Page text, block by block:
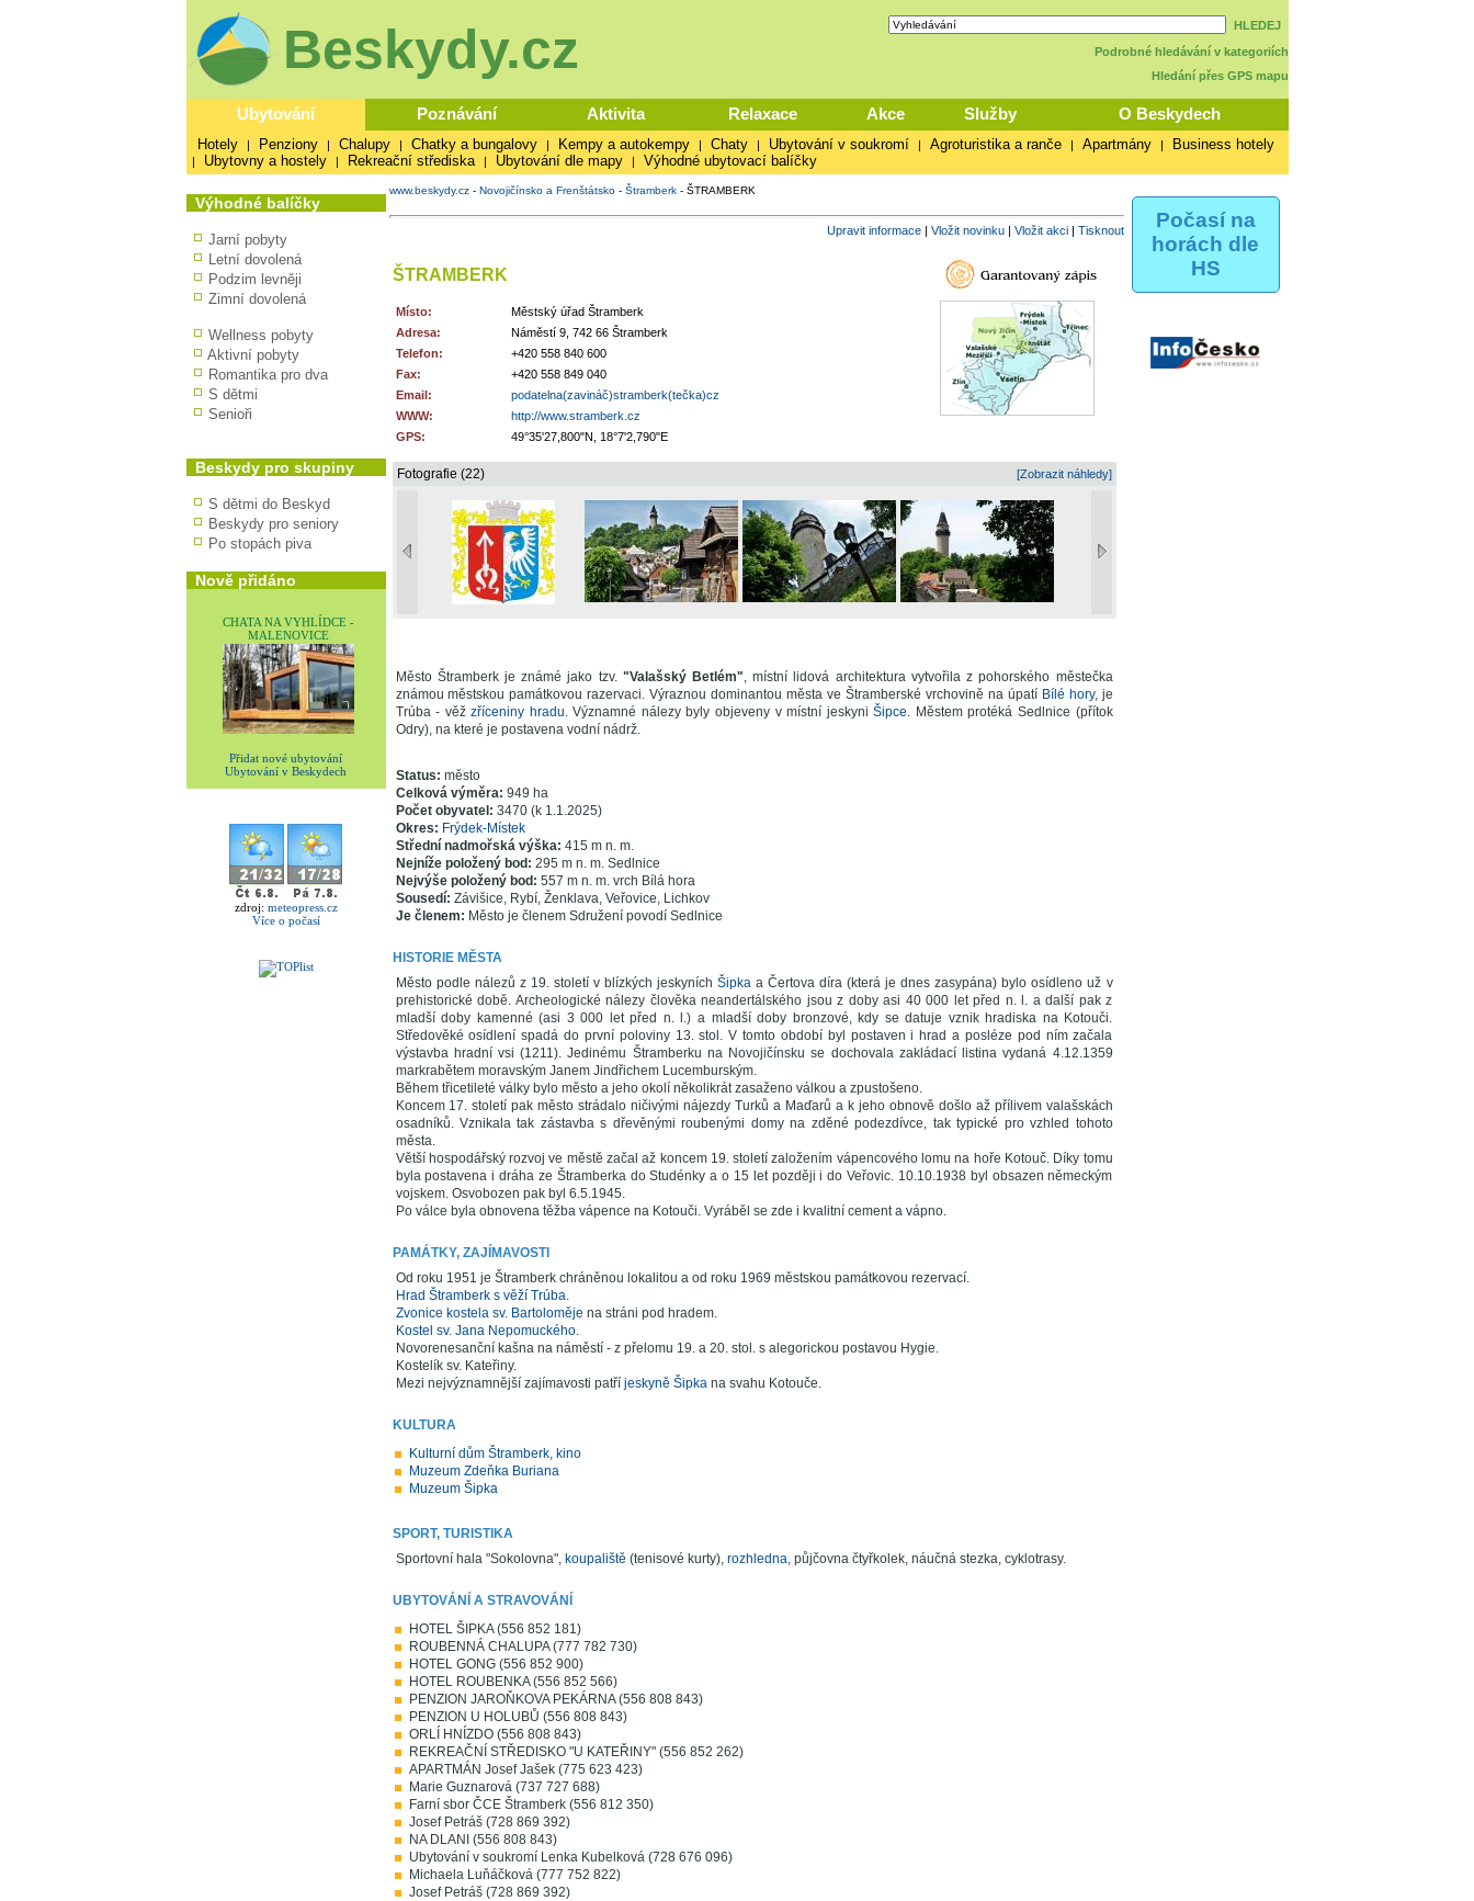
Beskydy.cz
HLEDEJ
Podrobné hledávání v kategoriích
Hledání přes GPS mapu
Ubytování Poznávání Aktivita Relaxace Akce Služby O Beskydech
Hotely | Penziony | Chalupy | Chatky a bungalovy | Kempy a autokempy | Chaty | Ubytování v soukromí | Agroturistika a ranče | Apartmány | Business hotely
| Ubytovny a hostely | Rekreační střediska | Ubytování dle mapy | Výhodné ubytovací balíčky
Počasí na
horách dle
HS
Výhodné balíčky
Jarní pobyty
Letní dovolená
Podzim levněji
Zimní dovolená
Wellness pobyty
Aktivní pobyty
Romantika pro dva
S dětmi
Senioři
Beskydy pro skupiny
S dětmi do Beskyd
Beskydy pro seniory
Po stopách piva
Nově přidáno
CHATA NA VYHLÍDCE -
MALENOVICE
Přidat nové ubytování
Ubytování v Beskydech
zdroj: meteopress.cz
Více o počasí
www.beskydy.cz- Novojičínsko a Frenštátsko- Štramberk- ŠTRAMBERK
Upravit informace| Vložit novinku| Vložit akci| Tisknout
ŠTRAMBERK
Místo:
Městský úřad Štramberk
Adresa:
Náměstí 9, 742 66 Štramberk
Telefon:
+420 558 840 600
Fax:
+420 558 849 040
Email:
podatelna(zavináč)stramberk(tečka)cz
WWW:
http://www.stramberk.cz
GPS:
49°35'27,800"N, 18°7'2,790"E
Fotografie (22) [Zobrazit náhledy]
Město Štramberk je známé jako tzv. "Valašský Betlém", místní lidová architektura vytvořila z pohorského městečka
známou městskou památkovou razervaci. Výraznou dominantou města ve Štramberské vrchovině na úpatí Bílé hory, je
Trúba - věžzříceniny hradu. Významné nálezy byly objeveny v místní jeskyniŠipce. Městem protéká Sedlnice (přítok
Odry), na které je postavena vodní nádrž.
Status: město
Celková výměra: 949 ha
Počet obyvatel: 3470 (k 1.1.2025)
Okres: Frýdek-Místek
Střední nadmořská výška: 415 m n. m.
Nejníže položený bod: 295 m n. m. Sedlnice
Nejvýše položený bod: 557 m n. m. vrch Bílá hora
Sousedí: Závišice, Rybí, Ženklava, Veřovice, Lichkov
Je členem: Město je členem Sdružení povodí Sedlnice
HISTORIE MĚSTA
Město podle nálezů z 19. století v blízkých jeskyních Šipkaa Čertova díra (která je dnes zasypána) bylo osídleno už v
prehistorické době. Archeologické nálezy člověka neandertálského jsou z doby asi 40 000 let před n. l. a další pak z
mladší doby kamenné (asi 3 000 let před n. l.) a mladší doby bronzové, kdy se datuje vznik hradiska na Kotouči.
Středověké osídlení spadá do první poloviny 13. stol. V tomto období byl postaven i hrad a posléze pod ním začala
výstavba hradní vsi (1211). Jedinému Štramberku na Novojičínsku se dochovala zakládací listina vydaná 4.12.1359
markrabětem moravským Janem Jindřichem Lucemburským.
Během třicetileté války bylo město a jeho okolí několikrát zasaženo válkou a zpustošeno.
Koncem 17. století pak město strádalo ničivými nájezdy Turků a Maďarů a k jeho obnově došlo až přílivem valašskách
osadníků. Vznikala tak zástavba s dřevěnými roubenými domy na zděné podezdívce, tak typické pro vzhled tohoto
města.
Větší hospodářský rozvoj ve městě začal až koncem 19. století založením vápencového lomu na hoře Kotouč. Díky tomu
byla postavena i dráha ze Štramberka do Studénky a o 15 let později i do Veřovic. 10.10.1938 byl obsazen německým
vojskem. Osvobozen pak byl 6.5.1945.
Po válce byla obnovena těžba vápence na Kotouči. Vyráběl se zde i kvalitní cement a vápno.
PAMÁTKY, ZAJÍMAVOSTI
Od roku 1951 je Štramberk chráněnou lokalitou a od roku 1969 městskou památkovou rezervací.
Hrad Štramberk s věží Trúba.
Zvonice kostela sv. Bartoloměje na stráni pod hradem.
Kostel sv. Jana Nepomuckého.
Novorenesanční kašna na náměstí - z přelomu 19. a 20. stol. s alegorickou postavou Hygie.
Kostelík sv. Kateřiny.
Mezi nejvýznamnější zajímavosti patří jeskyně Šipkana svahu Kotouče.
KULTURA
Kulturní dům Štramberk, kino
Muzeum Zdeňka Buriana
Muzeum Šipka
SPORT, TURISTIKA
Sportovní hala "Sokolovna", koupaliště (tenisové kurty), rozhledna, půjčovna čtyřkolek, náučná stezka, cyklotrasy.
UBYTOVÁNÍ A STRAVOVÁNÍ
HOTEL ŠIPKA (556 852 181)
ROUBENNÁ CHALUPA (777 782 730)
HOTEL GONG (556 852 900)
HOTEL ROUBENKA (556 852 566)
PENZION JAROŇKOVA PEKÁRNA (556 808 843)
PENZION U HOLUBŮ (556 808 843)
ORLÍ HNÍZDO (556 808 843)
REKREAČNÍ STŘEDISKO "U KATEŘINY" (556 852 262)
APARTMÁN Josef Jašek (775 623 423)
Marie Guznarová (737 727 688)
Farní sbor ČCE Štramberk (556 812 350)
Josef Petráš (728 869 392)
NA DLANI (556 808 843)
Ubytování v soukromí Lenka Kubelková (728 676 096)
Michaela Luňáčková (777 752 822)
Josef Petráš (728 869 392)